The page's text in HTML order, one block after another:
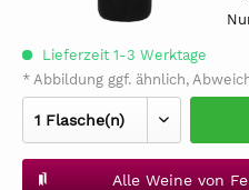
Lieferzeit 1-3 Werktage
* Abbildung ggf. ähnlich,
Alle Weine von